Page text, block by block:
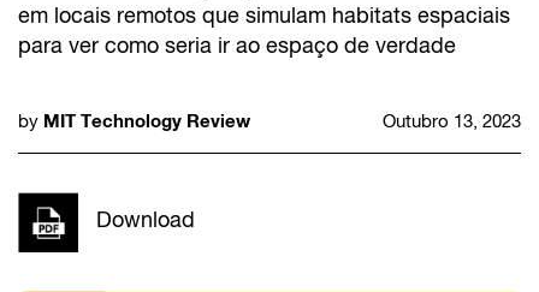
em locais remotos que simulam habitats espaciais
para ver como seria ir ao espaço de verdade
by MIT Technology Review Outubro 13, 2023
Download